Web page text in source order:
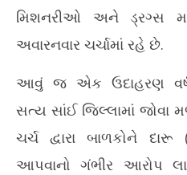
મિશનરીઓ અને ડ્રગ્સ
અવારનવાર ચર્ચામાં રહે છે.
આવું જ એક ઉદાહરણ
સત્ય સાંઈ જિલ્લામાં જોવા
ચર્ચ દ્વારા બાળકોને
આપવાનો ગંભીર આરોપ